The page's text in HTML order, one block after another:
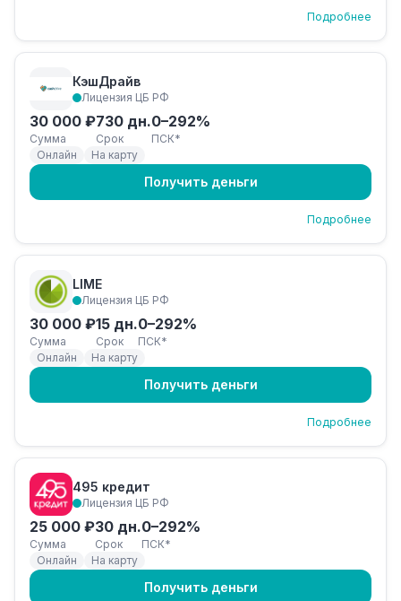
Подробнее
КэшДрайв
Лицензия ЦБ РФ
30 000 ₽
Сумма
730 дн.
Срок
0–292%
ПСК*
Онлайн
На карту
Получить деньги
Подробнее
LIME
Лицензия ЦБ РФ
30 000 ₽
Сумма
15 дн.
Срок
0–292%
ПСК*
Онлайн
На карту
Получить деньги
Подробнее
495 кредит
Лицензия ЦБ РФ
25 000 ₽
Сумма
30 дн.
Срок
0–292%
ПСК*
Онлайн
На карту
Получить деньги